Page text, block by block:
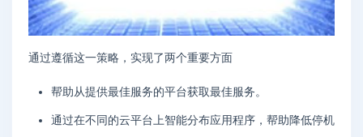
通过遵循这一策略，实现了两个重要方面
帮助从提供最佳服务的平台获取最佳服务。
通过在不同的云平台上智能分布应用程序，帮助降低停机